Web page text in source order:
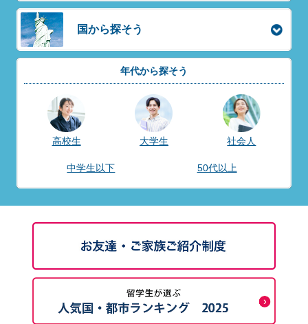
国から探そう
年代から探そう
高校生 大学生 社会人
中学生以下 50代以上